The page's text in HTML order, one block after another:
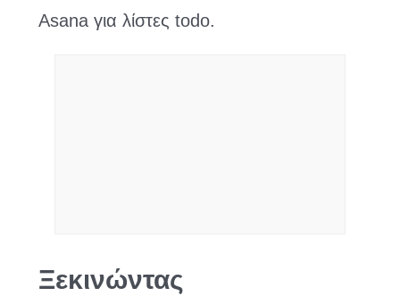
Asana για λίστες todo.
Ξεκινώντας